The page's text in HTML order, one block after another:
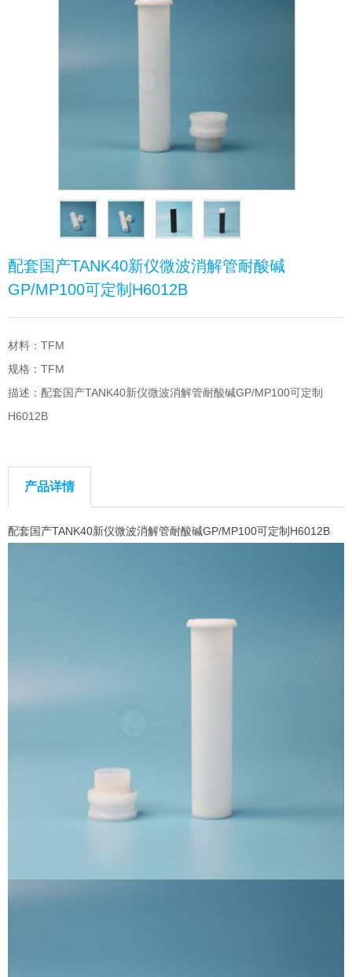
配套国产TANK40新仪微波消解管耐酸碱
GP/MP100可定制H6012B
材料：TFM
规格：TFM
描述：配套国产TANK40新仪微波消解管耐酸碱GP/MP100可定制
H6012B
产品详情
配套国产TANK40新仪微波消解管耐酸碱GP/MP100可定制H6012B